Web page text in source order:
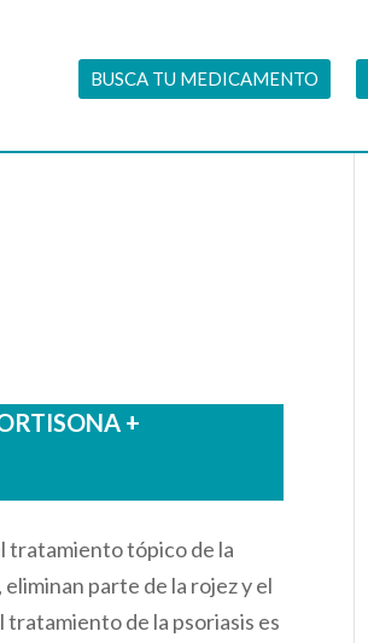
BUSCA TU MEDICAMENTO
+
tratamiento tópico de la
parte de la rojez y el
tratamiento de la psoriasis es